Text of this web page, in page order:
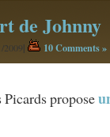
de Johnny
2009| 10 Comments »
Picards propose